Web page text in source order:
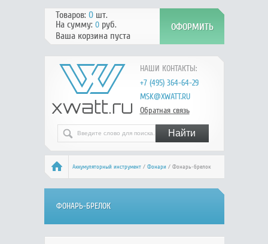
НАШИ КОНТАКТЫ:
+7 (495) 364-64-29
MSK@XWATT.RU
Обратная связь
Товаров: 0шт.
На сумму: 0руб.
Ваша корзина пуста
Аккумуляторный инструмент/ Фонари/ Фонарь-брелок
ФОНАРЬ-БРЕЛОК